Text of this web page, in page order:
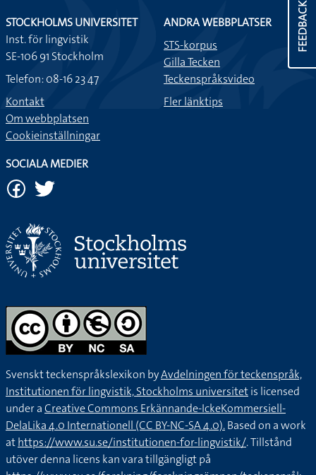
FEEDBACK
STOCKHOLMS UNIVERSITET
Inst. för lingvistik
SE-106 91 Stockholm
Telefon: 08-16 23 47
Kontakt
Om webbplatsen
Cookieinställningar
ANDRA WEBBPLATSER
STS-korpus
Gilla Tecken
Teckenspråksvideo
Fler länktips
SOCIALA MEDIER
Svenskt teckenspråkslexikon byAvdelningen för teckenspråk,
Institutionen för lingvistik, Stockholms universitetis licensed
under aCreative Commons Erkännande-IckeKommersiell-
DelaLika 4.0 Internationell (CC BY-NC-SA 4.0).Based on a work
athttps://www.su.se/institutionen-for-lingvistik/. Tillstånd
utöver denna licens kan vara tillgängligt på